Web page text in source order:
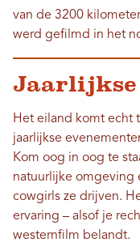
van de 3200
werd gefilmd in het
Jaarlijkse
Het eiland komt echt
jaarlijkse
Kom oog in oog te
natuurlijke omgeving
cowgirls ze drijven.
ervaring – alsof je
westernfilm belandt.